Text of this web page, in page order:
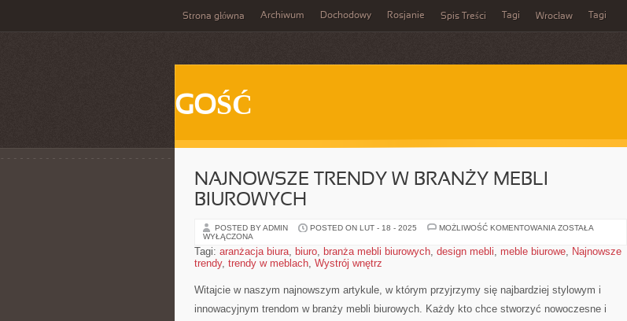
Strona główna Archiwum Dochodowy Rosjanie Spis Treści Tagi Wrocław Tagi
GOŚĆ
NAJNOWSZE TRENDY W BRANŻY MEBLI
BIUROWYCH
POSTED BY ADMIN POSTED ON LUT - 18 - 2025 MOŻLIWOŚĆ KOMENTOWANIA NAJNOWSZE
BRANŻY
ZOSTAŁA
WYŁĄCZONA
Tagi: aranżacja biura, biuro, branża mebli biurowych, design mebli, meble biurowe, Najnowsze
trendy, trendy w meblach, Wystrój wnętrz
Witajcie w naszym najnowszym artykule, w którym ​przyjrzymy ​się ⁤najbardziej stylowym i
innowacyjnym trendom w branży mebli⁤ biurowych. Każdy ‌kto chce stworzyć nowoczesne ⁣i⁤